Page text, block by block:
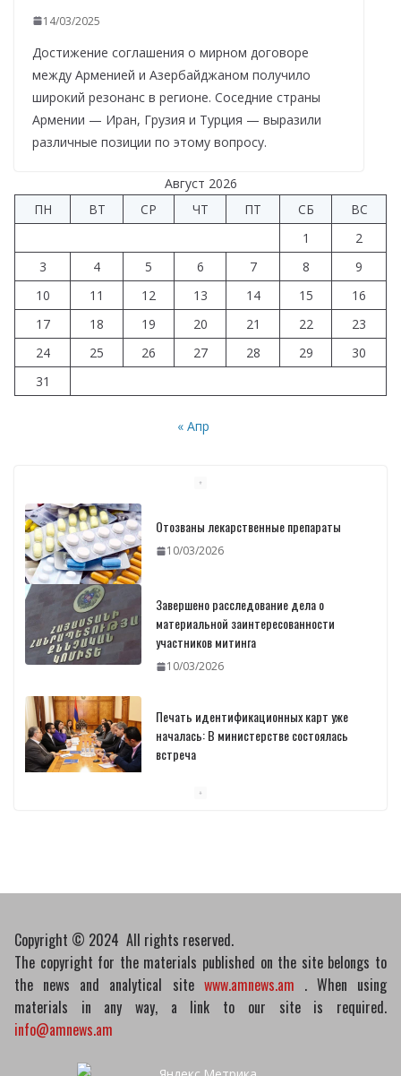
14/03/2025
Достижение соглашения о мирном договоре
между Арменией и Азербайджаном получило
широкий резонанс в регионе. Соседние страны
Армении — Иран, Грузия и Турция — выразили
различные позиции по этому вопросу.
Август 2026
ПН
ВТ СР ЧТ ПТ СБ
ВС
1
2
3
4 5 6 7 8
9
10
11 12 13 14 15
16
17
18 19 20 21 22
23
24
25 26 27 28 29
30
31
« Апр
Отозваны лекарственные препараты
10/03/2026
Завершено расследование дела о
материальной заинтересованности
участников митинга
10/03/2026
Печать идентификационных карт уже
началась: В министерстве состоялась
встреча
Copyright © 2024 All rights reserved.
The copyright for the materials published on the site belongs to
the news and analytical site www.amnews.am . When using
materials in any way, a link to our site is required.
info@amnews.am